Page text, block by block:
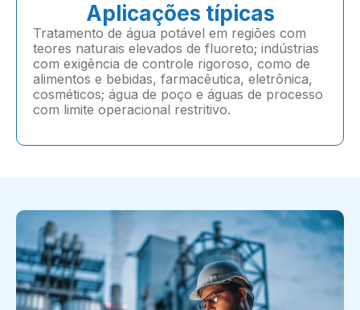
Aplicações típicas
Tratamento de água potável em regiões com
teores naturais elevados de fluoreto; indústrias
com exigência de controle rigoroso, como de
alimentos e bebidas, farmacêutica, eletrônica,
cosméticos; água de poço e águas de processo
com limite operacional restritivo.